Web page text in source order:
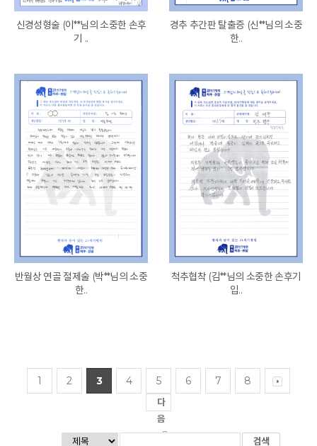
신경성형술 (이**님의 소중한 손후
기 ..
경추 추간판 탈출증 (신**님의 소중
한..
반월상 연골 절제술 (박**님의 소중
한..
척추협착 (김**님의 소중한 손후기
입..
1 2 3 4 5 6 7 8
다
음